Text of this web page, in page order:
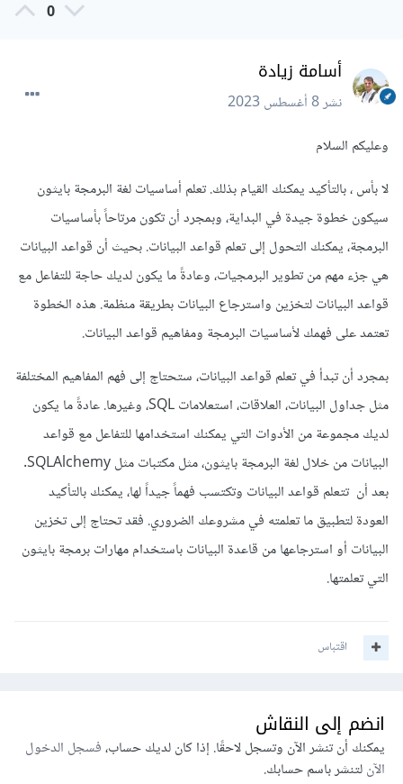
0
أسامة زيادة
نشر8 أغسطس 2023
وعليكم السلام
لا بأس ، بالتأكيد يمكنك القيام بذلك. تعلم أساسيات لغة البرمجة بايثون
سيكون خطوة جيدة في البداية، وبمجرد أن تكون مرتاحاً بأساسيات
البرمجة، يمكنك التحول إلى تعلم قواعد البيانات. بحيث أن قواعد البيانات
هي جزء مهم من تطوير البرمجيات، وعادةً ما يكون لديك حاجة للتفاعل مع
قواعد البيانات لتخزين واسترجاع البيانات بطريقة منظمة. هذه الخطوة
تعتمد على فهمك لأساسيات البرمجة ومفاهيم قواعد البيانات.
بمجرد أن تبدأ في تعلم قواعد البيانات، ستحتاج إلى فهم المفاهيم المختلفة
مثل جداول البيانات، العلاقات، استعلامات SQL، وغيرها. عادةً ما يكون
لديك مجموعة من الأدوات التي يمكنك استخدامها للتفاعل مع قواعد
البيانات من خلال لغة البرمجة بايثون، مثل مكتبات مثل SQLAlchemy.
بعد أن تتعلم قواعد البيانات وتكتسب فهماً جيداً لها، يمكنك بالتأكيد
العودة لتطبيق ما تعلمته في مشروعك الضروري. فقد تحتاج إلى تخزين
البيانات أو استرجاعها من قاعدة البيانات باستخدام مهارات برمجة بايثون
التي تعلمتها.
اقتباس
انضم إلى النقاش
يمكنك أن تنشر الآن وتسجل لاحقًا. إذا كان لديك حساب،فسجل الدخول
الآنلتنشر باسم حسابك.